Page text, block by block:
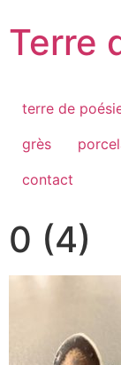
au
contenu
Terre
terre de
grès
contact
0 (4)